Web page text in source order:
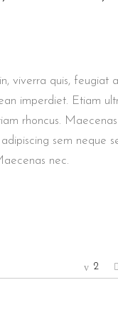
viverra quis, feugiat
imperdiet. Etiam
rhoncus.
sem neque
nec.
2